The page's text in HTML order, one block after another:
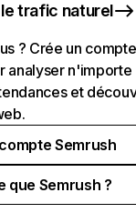
trafic naturel
? Crée un compte
analyser n'importe
et
Semrush
que Semrush ?